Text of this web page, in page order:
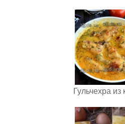
Гульчехра из